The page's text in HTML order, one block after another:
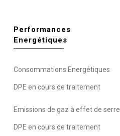
Performances
Energétiques
Consommations Energétiques
DPE en cours de traitement
Emissions de gaz à effet de serre
DPE en cours de traitement